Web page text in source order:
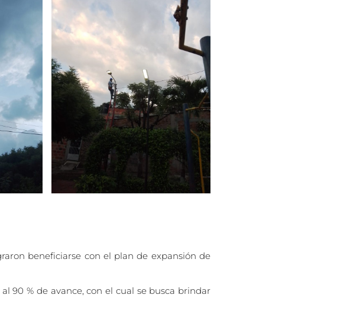
beneficiarse con el plan de expansión de
90 % de avance, con el cual se busca brindar